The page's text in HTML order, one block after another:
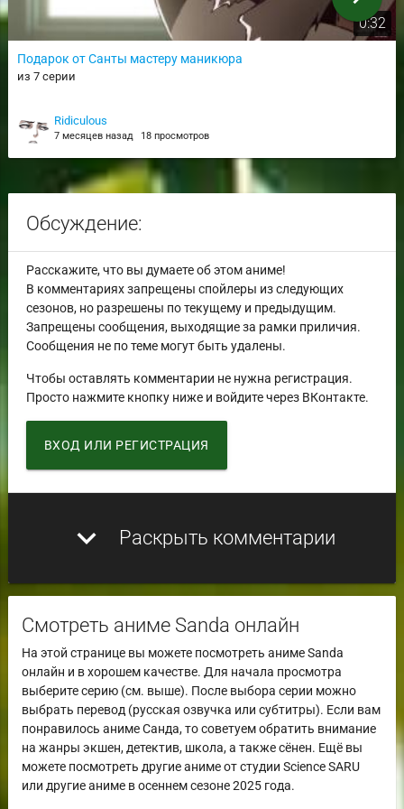
0:32
Подарок от Санты мастеру маникюра
из 7 серии
Ridiculous
7 месяцев назад 18 просмотров
Обсуждение:
Расскажите, что вы думаете об этом аниме!
В комментариях запрещены спойлеры из следующих
сезонов, но разрешены по текущему и предыдущим.
Запрещены сообщения, выходящие за рамки приличия.
Сообщения не по теме могут быть удалены.
Чтобы оставлять комментарии не нужна регистрация.
Просто нажмите кнопку ниже и войдите через ВКонтакте.
ВХОД ИЛИ РЕГИСТРАЦИЯ
expand_more Раскрыть комментарии
Смотреть аниме Sanda онлайн
На этой странице вы можете посмотреть аниме Sanda
онлайн и в хорошем качестве. Для начала просмотра
выберите серию (см. выше). После выбора серии можно
выбрать перевод (русская озвучка или субтитры). Если вам
понравилось аниме Санда, то советуем обратить внимание
на жанры экшен, детектив, школа, а также сёнен. Ещё вы
можете посмотреть другие аниме от студии Science SARU
или другие аниме в осеннем сезоне 2025 года.